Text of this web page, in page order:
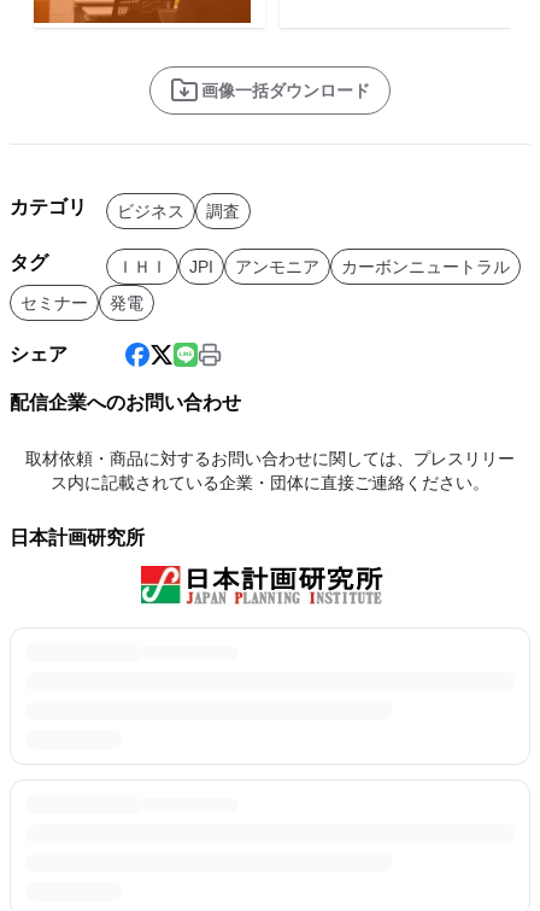
画像一括ダウンロード
カテゴリ ビジネス 調査
タグ ＩＨＩ JPI アンモニア
カーボンニュートラル
セミナー
発電
シェア
配信企業へのお問い合わせ
取材依頼・商品に対するお問い合わせに関しては、プレスリリー
ス内に記載されている企業・団体に直接ご連絡ください。
日本計画研究所